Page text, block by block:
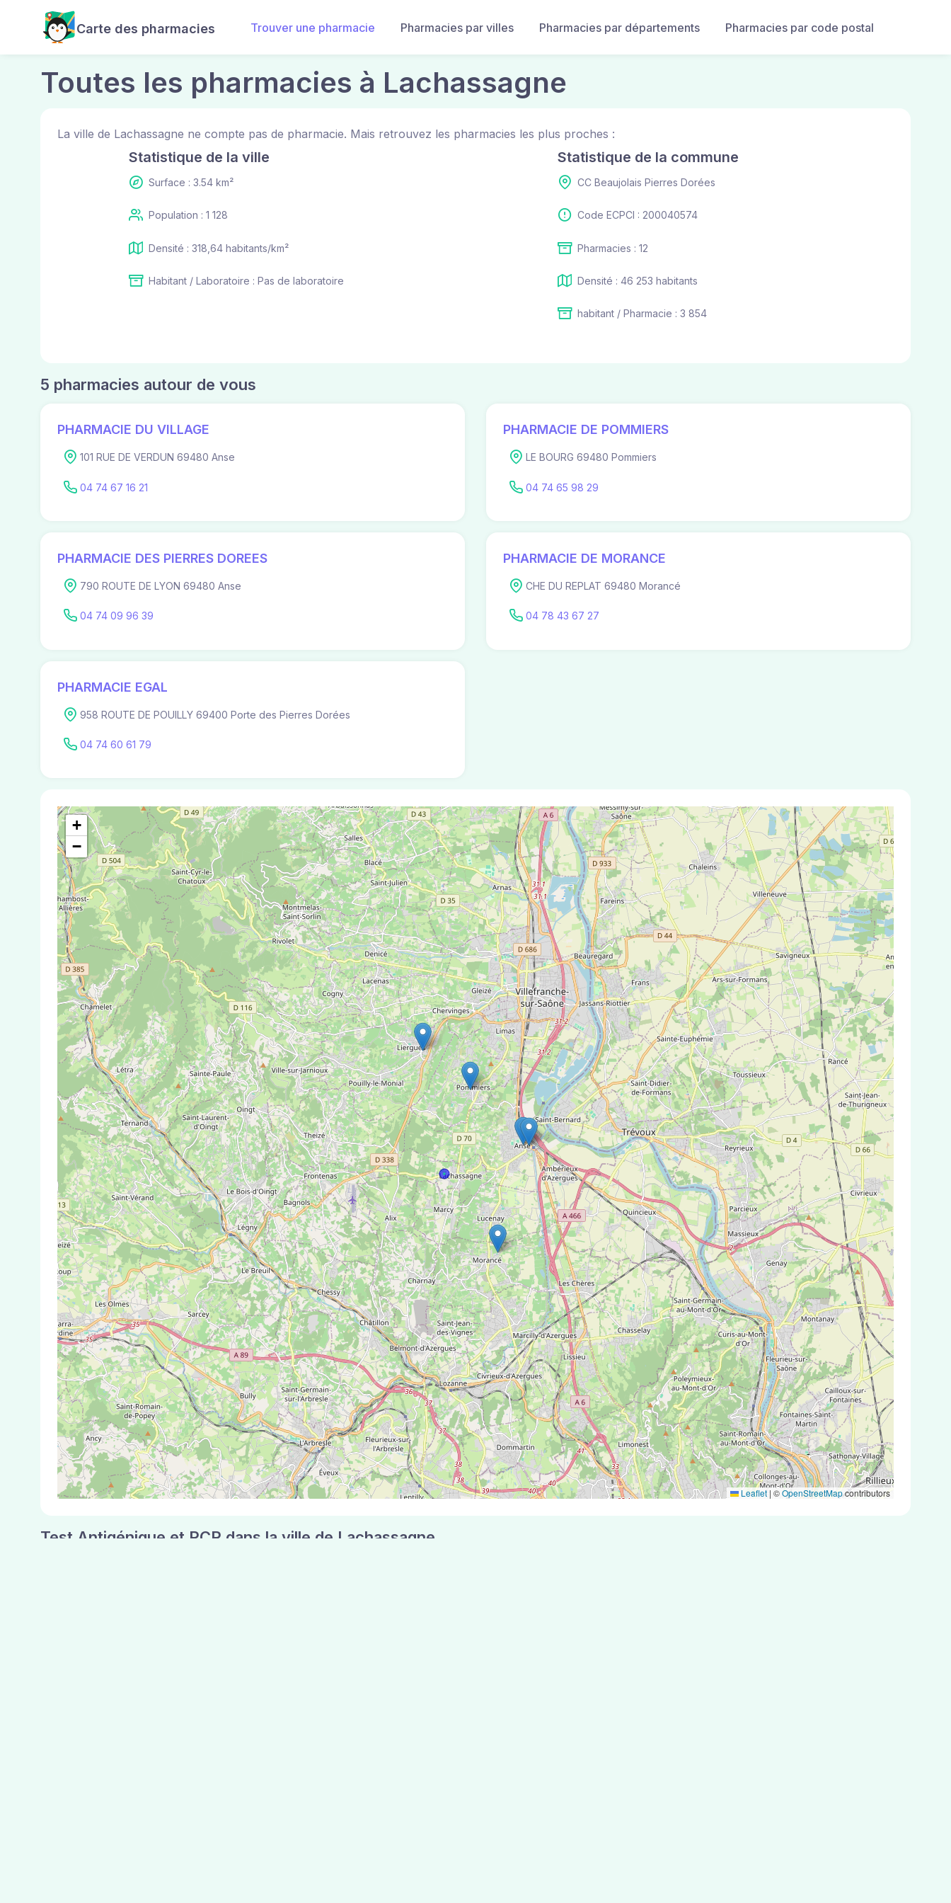
Carte des pharmacies Trouver une pharmacie Pharmacies par villes Pharmacies par départements Pharmacies par code postal
Toutes les pharmacies à Lachassagne
La ville de Lachassagne ne compte pas de pharmacie. Mais retrouvez les pharmacies les plus proches :
Statistique de la ville
Surface : 3.54 km²
Population : 1 128
Densité : 318,64 habitants/km²
Habitant / Laboratoire : Pas de laboratoire
Statistique de la commune
CC Beaujolais Pierres Dorées
Code ECPCI : 200040574
Pharmacies : 12
Densité : 46 253 habitants
habitant / Pharmacie : 3 854
5 pharmacies autour de vous
PHARMACIE DU VILLAGE
101 RUE DE VERDUN 69480 Anse
04 74 67 16 21
PHARMACIE DE POMMIERS
LE BOURG 69480 Pommiers
04 74 65 98 29
PHARMACIE DES PIERRES DOREES
790 ROUTE DE LYON 69480 Anse
04 74 09 96 39
PHARMACIE DE MORANCE
CHE DU REPLAT 69480 Morancé
04 78 43 67 27
PHARMACIE EGAL
958 ROUTE DE POUILLY 69400 Porte des Pierres Dorées
04 74 60 61 79
+
−
Leaflet | ©OpenStreetMapcontributors
Test Antigénique et PCR dans la ville de Lachassagne